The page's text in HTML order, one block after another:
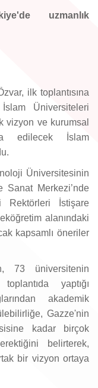
uzmanlık
ilk toplantısına
Üniversiteleri
vizyon ve kurumsal
edilecek İslam
Üniversitesinin
Merkezi’nde
Rektörleri İstişare
alanındaki
kapsamlı öneriler
73 üniversitenin
yaptığı
akademik
Gazze'nin
kadar birçok
belirterek,
bir vizyon ortaya